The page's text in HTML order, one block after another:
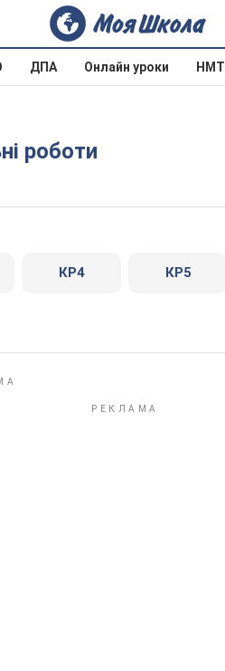
ДПА Онлайн уроки НМТ
роботи
КР4 КР5